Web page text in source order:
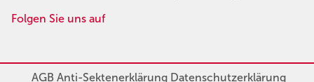
Folgen Sie uns auf
AGBAnti-SektenerklärungDatenschutzerklärung